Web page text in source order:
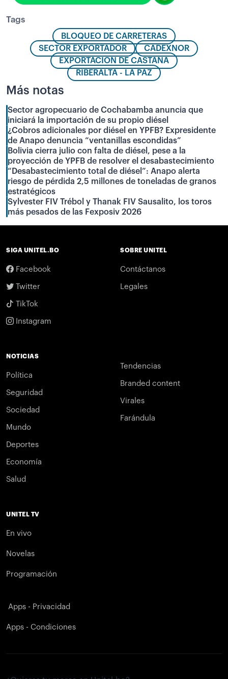
Tags
BLOQUEO DE CARRETERAS
SECTOR EXPORTADOR
CADEXNOR
EXPORTACIÓN DE CASTAÑA
RIBERALTA - LA PAZ
Más notas
Sector agropecuario de Cochabamba anuncia que
iniciará la importación de su propio diésel
¿Cobros adicionales por diésel en YPFB? Expresidente
de Anapo denuncia “ventanillas escondidas”
Bolivia cierra julio con falta de diésel, pese a la
proyección de YPFB de resolver el desabastecimiento
“Desabastecimiento total de diésel”: Anapo alerta
riesgo de pérdida 2,5 millones de toneladas de granos
estratégicos
Sylvester FIV Trébol y Thanak FIV Sausalito, los toros
más pesados de las Fexposiv 2026
SIGA UNITEL.BO
Facebook
Twitter
TikTok
Instagram
SOBRE UNITEL
Contáctanos
Legales
NOTICIAS
Política
Seguridad
Sociedad
Mundo
Deportes
Economía
Salud
Tendencias
Branded content
Virales
Farándula
UNITEL TV
En vivo
Novelas
Programación
Apps - Privacidad
Apps - Condiciones